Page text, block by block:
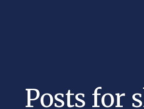
Posts for